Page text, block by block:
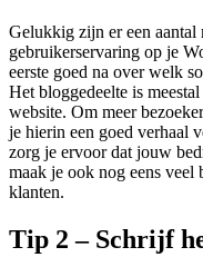
Gelukkig zijn er een aantal
gebruikerservaring op je
eerste goed na over welk
Het bloggedeelte is
website. Om meer
je hierin een goed verhaal
zorg je ervoor dat jouw
maak je ook nog eens veel
klanten.
Tip 2 – Schrijf